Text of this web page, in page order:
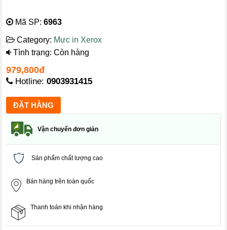
Mã SP:6963
Category: Mực in Xerox
Tình trạng: Còn hàng
979,800đ
Hotline:0903931415
Vận chuyển đơn giản
Sản phẩm chất lượng cao
Bán hàng trên toàn quốc
Thanh toán khi nhận hàng